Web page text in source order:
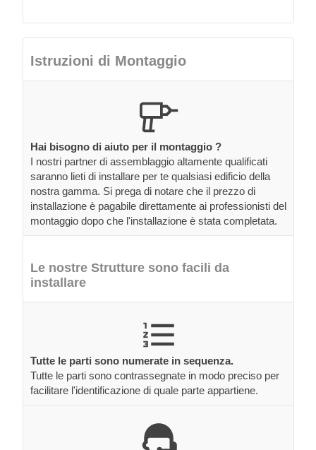
Istruzioni di Montaggio
Hai bisogno di aiuto per il montaggio ?
I nostri partner di assemblaggio altamente qualificati
saranno lieti di installare per te qualsiasi edificio della
nostra gamma. Si prega di notare che il prezzo di
installazione è pagabile direttamente ai professionisti del
montaggio dopo che l'installazione è stata completata.
Le nostre Strutture sono facili da
installare
Tutte le parti sono numerate in sequenza.
Tutte le parti sono contrassegnate in modo preciso per
facilitare l'identificazione di quale parte appartiene.